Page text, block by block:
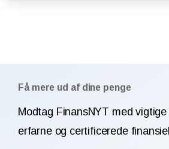
Få mere ud af dine penge
Modtag FinansNYT med
erfarne og certificerede